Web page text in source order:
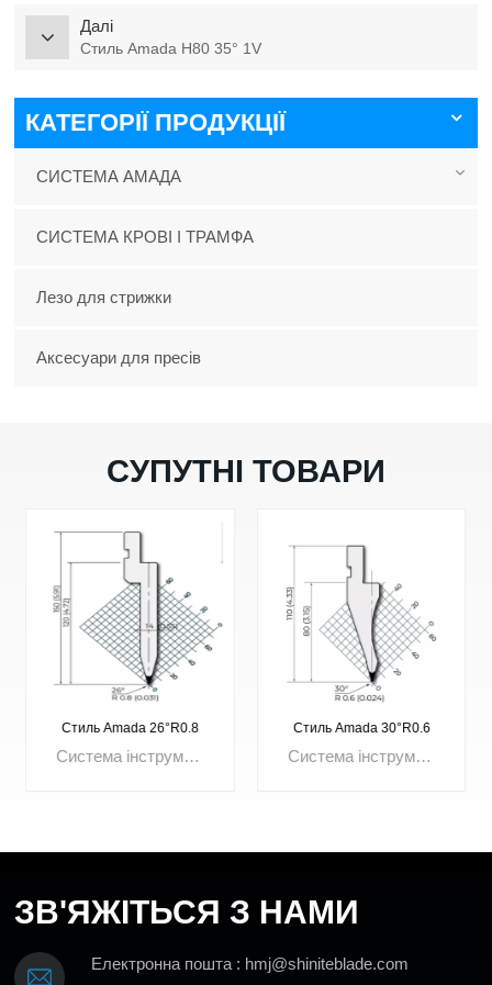
Далі
Стиль Amada H80 35° 1V
КАТЕГОРІЇ ПРОДУКЦІЇ
СИСТЕМА АМАДА
СИСТЕМА КРОВІ І ТРАМФА
Лезо для стрижки
Аксесуари для пресів
СУПУТНІ ТОВАРИ
Стиль Amada 30°R0.6 Стиль Amada 30°R0.8
ЗВ'ЯЖІТЬСЯ З НАМИ
Електронна пошта : hmj@shiniteblade.com